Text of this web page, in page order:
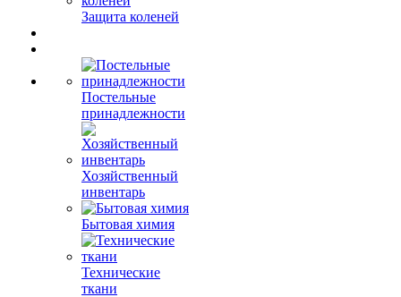
Защита коленей
Постельные
принадлежности
Хозяйственный
инвентарь
Бытовая химия
Технические
ткани